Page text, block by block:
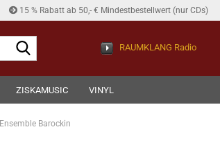
15 % Rabatt ab 50,- € Mindestbestellwert (nur CDs)
RAUMKLANG Radio
ZISKAMUSIC VINYL
Ensemble Barockin